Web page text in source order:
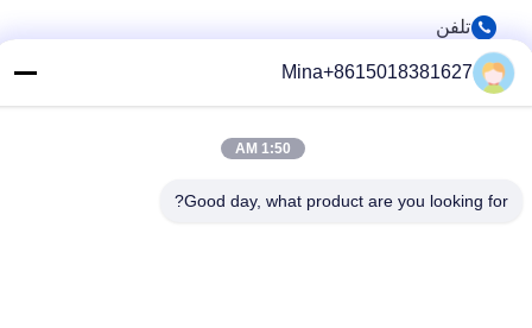
تلفن
ایمیل
sales07@helorcloud.com
Mina+8615018381627
1:50 AM
Good day, what product are you looking for?